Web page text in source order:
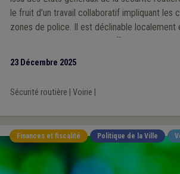
le fruit d’un travail collaboratif impliquant les
zones de police. Il est déclinable localement
23 Décembre 2025
Sécurité routière Voirie
Finances et fiscalité Politique de la Ville